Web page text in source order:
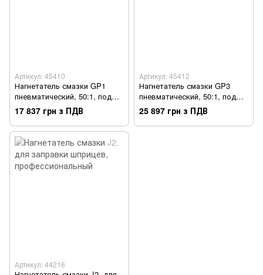
Артикул: 45410
Нагнетатель смазки GP1
пневматический, 50:1, под
емкость 20 кг
17 837 грн з ПДВ
Артикул: 45412
Нагнетатель смазки GP3
пневматический, 50:1, под
емкость 180 кг
25 897 грн з ПДВ
Артикул: 44216